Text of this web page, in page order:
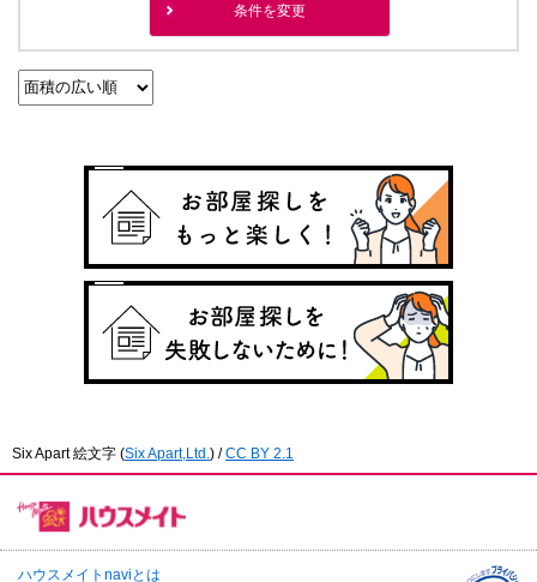
条件を変更
Six Apart 絵文字 (Six Apart,Ltd. ) /CC BY 2.1
ハウスメイトnaviとは